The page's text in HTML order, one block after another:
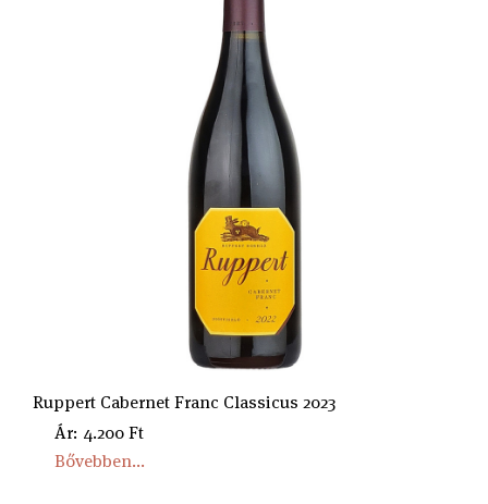
Ruppert Cabernet Franc Classicus 2023
Ár: 4.200 Ft
Bővebben...